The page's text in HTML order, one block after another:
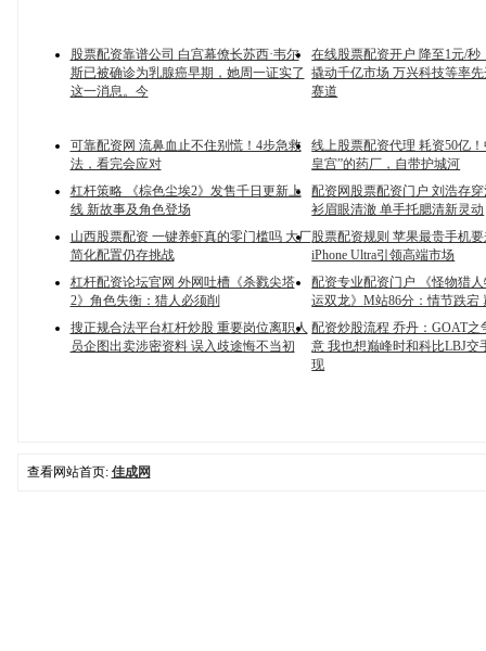
股票配资靠谱公司 白宫幕僚长苏西·韦尔
斯已被确诊为乳腺癌早期，她周一证实了
这一消息。今
在线股票配资开户 降至1元/秒
撬动千亿市场 万兴科技等率
赛道
可靠配资网 流鼻血止不住别慌！4步急救
法，看完会应对
线上股票配资代理 耗资50亿
皇宫”的药厂，自带护城河
杠杆策略 《棕色尘埃2》发售千日更新上
线 新故事及角色登场
配资网股票配资门户 刘浩存
衫眉眼清澈 单手托腮清新灵动
山西股票配资 一键养虾真的零门槛吗 大厂
简化配置仍存挑战
股票配资规则 苹果最贵手机
iPhone Ultra引领高端市场
杠杆配资论坛官网 外网吐槽《杀戮尖塔
2》角色失衡：猎人必须削
配资专业配资门户 《怪物猎
运双龙》M站86分：情节跌宕
搜正规合法平台杠杆炒股 重要岗位离职人
员企图出卖涉密资料 误入歧途悔不当初
配资炒股流程 乔丹：GOAT之
意 我也想巅峰时和科比LBJ交
现
查看网站首页: 佳成网